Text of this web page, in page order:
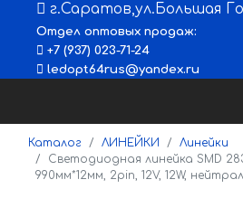
г.Саратов,ул.Большая
Отдел оптовых продаж:
+7 (937) 023-71-24
ledopt64rus@yandex.ru
Каталог ЛИНЕЙКИ
Линейки
Светодиодная линейка SMD
990мм*12мм, 2pin, 12V, 12W,